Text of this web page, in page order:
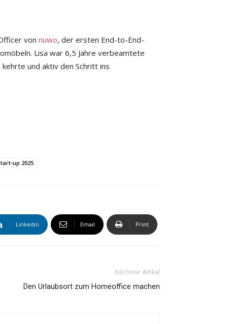
von nuwo, der ersten End-to-End-
Lisa war 6,5 Jahre verbeamtete
und aktiv den Schritt ins
up 2025
Linkedin Email Print
Nächster Artikel
Den Urlaubsort zum Homeoffice machen